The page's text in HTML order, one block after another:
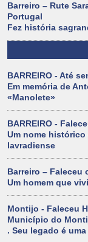
Barreiro – Rute
Portugal
Fez história
BARREIRO - Até
Em memória de
«Manolete»
BARREIRO -
Um nome histórico
lavradiense
Barreiro – Faleceu
Um homem que
Montijo - Faleceu
Município do
. Seu legado é